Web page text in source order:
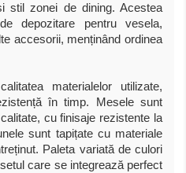
stil zonei de dining. Acestea
depozitare pentru vesela,
accesorii, menținând ordinea
materialelor utilizate,
în timp. Mesele sunt
cu finisaje rezistente la
sunt tapițate cu materiale
Paleta variată de culori
care se integrează perfect